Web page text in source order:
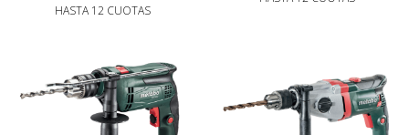
HASTA 12 CUOTAS